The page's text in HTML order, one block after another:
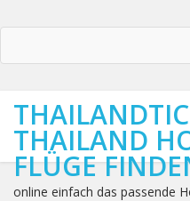
THAILAND
FLÜGE
online einfach das passende